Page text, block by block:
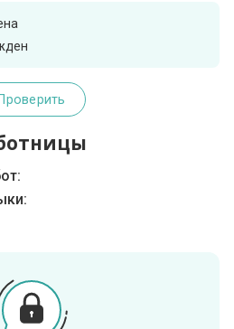
Проверить